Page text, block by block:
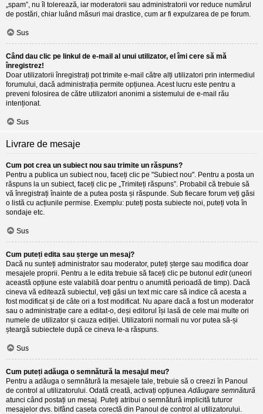
„spam”, nu îl tolerează, iar moderatorii sau administratorii vor reduce numărul
de postări, chiar luând măsuri mai drastice, cum ar fi expulzarea de pe forum.
Sus
Când dau clic pe linkul de e-mail al unui utilizator, el îmi cere să mă
înregistrez!
Doar utilizatorii înregistrați pot trimite e-mail către alți utilizatori prin intermediul
forumului, dacă administrația permite opțiunea. Acest lucru este pentru a
preveni folosirea de către utilizatori anonimi a sistemului de e-mail rău
intenționat.
Sus
Livrare de mesaje
Cum pot crea un subiect nou sau trimite un răspuns?
Pentru a publica un subiect nou, faceți clic pe "Subiect nou". Pentru a posta un
răspuns la un subiect, faceți clic pe „Trimiteți răspuns”. Probabil că trebuie să
vă înregistrați înainte de a putea posta și răspunde. Sub fiecare forum veți găsi
o listă cu acțiunile permise. Exemplu: puteți posta subiecte noi, puteți vota în
sondaje etc.
Sus
Cum puteți edita sau șterge un mesaj?
Dacă nu sunteți administrator sau moderator, puteți șterge sau modifica doar
mesajele proprii. Pentru a le edita trebuie să faceți clic pe butonul edit(uneori
această opțiune este valabilă doar pentru o anumită perioadă de timp). Dacă
cineva vă editează subiectul, veți găsi un text mic care să indice că acesta a
fost modificat și de câte ori a fost modificat. Nu apare dacă a fost un moderator
sau o administrație care a editat-o, deși editorul își lasă de cele mai multe ori
numele de utilizator și cauza ediției. Utilizatorii normali nu vor putea să-și
șteargă subiectele după ce cineva le-a răspuns.
Sus
Cum puteți adăuga o semnătură la mesajul meu?
Pentru a adăuga o semnătură la mesajele tale, trebuie să o creezi în Panoul
de control al utilizatorului. Odată creată, activați opțiuneaAdăugare semnătură
atunci când postați un mesaj. Puteți atribui o semnătură implicită tuturor
mesajelor dvs. bifând caseta corectă din Panoul de control al utilizatorului.